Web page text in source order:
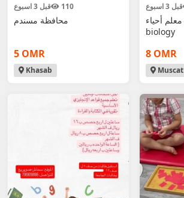
قبل 3 اسبوع 110
محافظة مسندم
5 OMR
Khasab
قبل 3 اسبوع
معلم أحياء science and
biology
8 OMR
Muscat